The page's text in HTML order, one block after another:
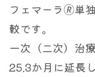
フェマーラ🄬単
較です。
一次（二次）治
25.3か月に延長